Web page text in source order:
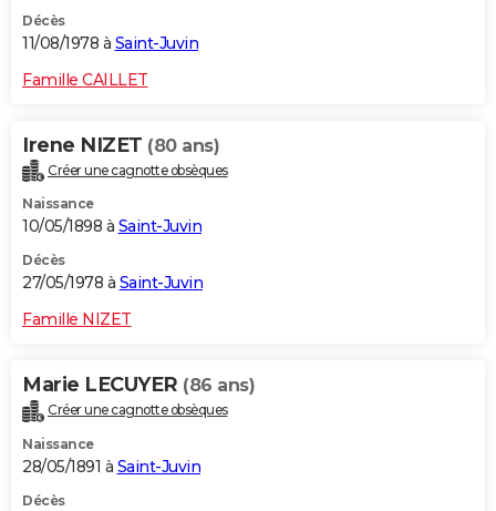
Décès
11/08/1978 à Saint-Juvin
Famille CAILLET
Irene NIZET (80 ans)
Créer une cagnotte obsèques
Naissance
10/05/1898 à Saint-Juvin
Décès
27/05/1978 à Saint-Juvin
Famille NIZET
Marie LECUYER (86 ans)
Créer une cagnotte obsèques
Naissance
28/05/1891 à Saint-Juvin
Décès